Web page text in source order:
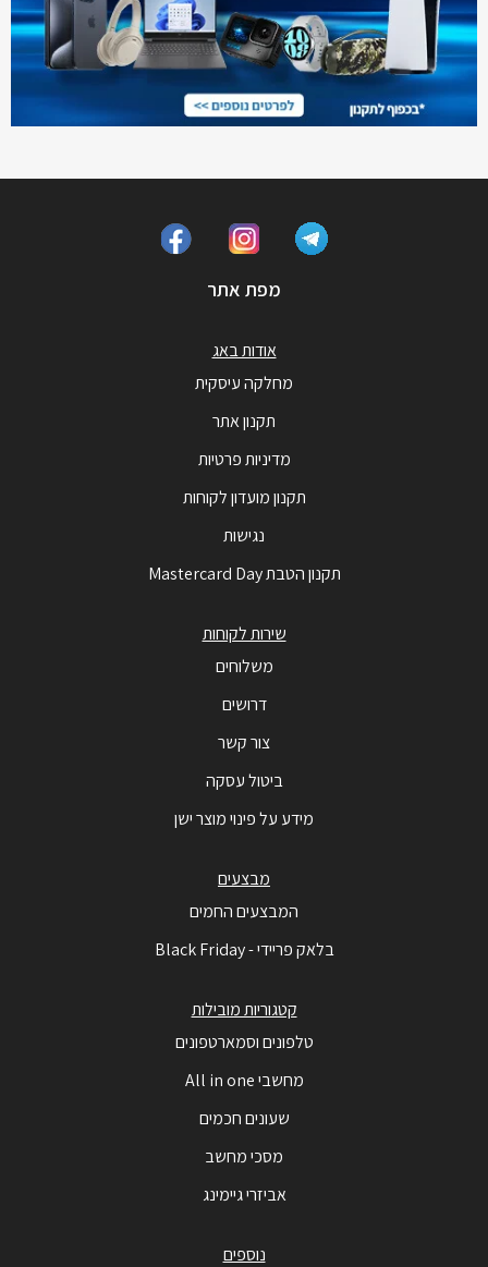
מפת אתר
אודות באג
מחלקה עיסקית
תקנון אתר
מדיניות פרטיות
תקנון מועדון לקוחות
נגישות
תקנון הטבת Mastercard Day
שירות לקוחות
משלוחים
דרושים
צור קשר
ביטול עסקה
מידע על פינוי מוצר ישן
מבצעים
המבצעים החמים
בלאק פריידי - Black Friday
קטגוריות מובילות
טלפונים וסמארטפונים
מחשבי All in one
שעונים חכמים
מסכי מחשב
אביזרי גיימינג
נוספים